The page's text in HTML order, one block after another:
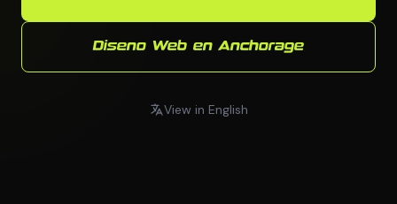
Diseno Web en Anchorage
View in English